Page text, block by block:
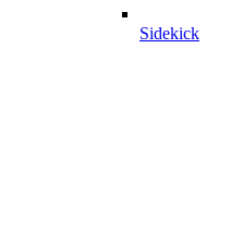
Sidekick